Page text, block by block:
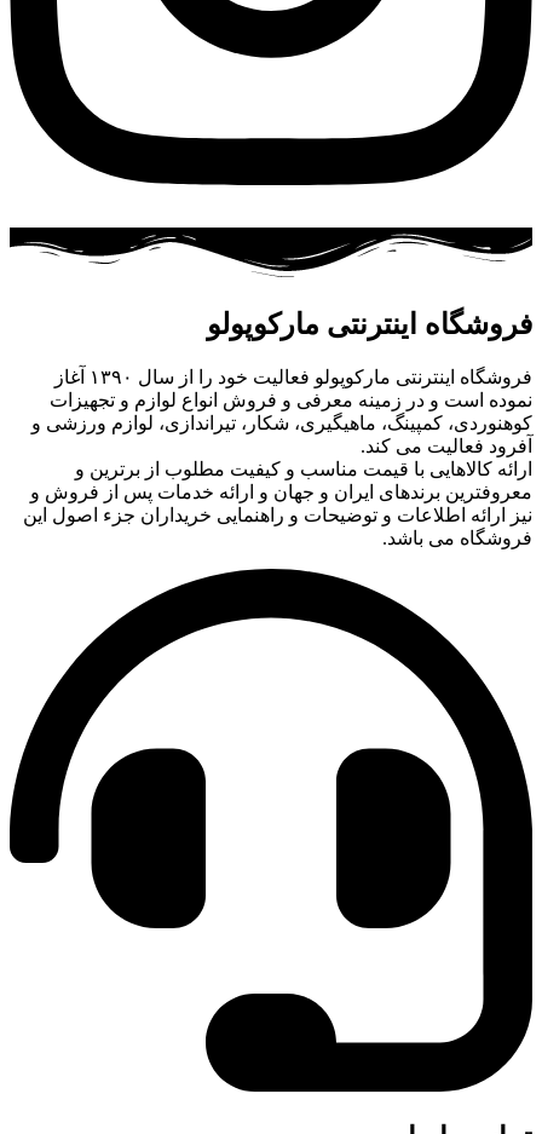
فروشگاه اینترنتی مارکوپولو
فروشگاه اینترنتی مارکوپولو فعالیت خود را از سال ۱۳۹۰ آغاز
نموده است و در زمینه معرفی و فروش انواع لوازم و تجهیزات
کوهنوردی، کمپینگ، ماهیگیری، شکار، تیراندازی، لوازم ورزشی و
آفرود فعالیت می کند.
ارائه کالاهایی با قیمت مناسب و کیفیت مطلوب از برترین و
معروفترین برندهای ایران و جهان و ارائه خدمات پس از فروش و
نیز ارائه اطلاعات و توضیحات و راهنمایی خریداران جزء اصول این
فروشگاه می باشد.